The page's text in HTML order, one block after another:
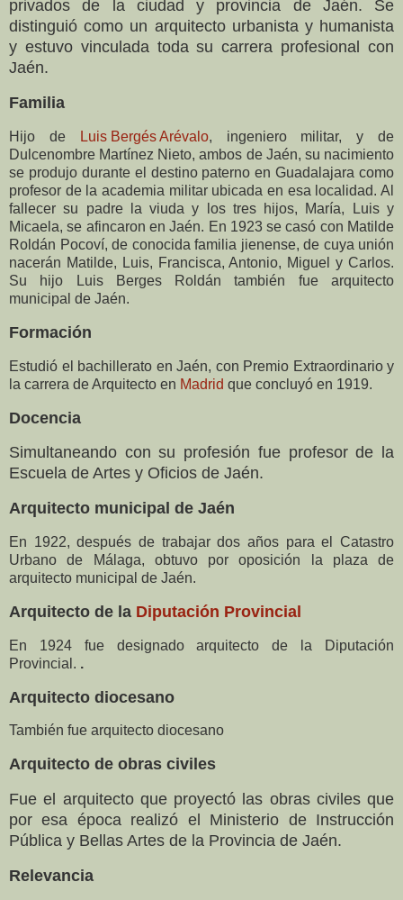
privados de la ciudad y provincia de Jaén. Se
distinguió como un arquitecto urbanista y humanista
y estuvo vinculada toda su carrera profesional con
Jaén.
Familia
Hijo de Luis Bergés Arévalo, ingeniero militar, y de
Dulcenombre Martínez Nieto, ambos de Jaén, su nacimiento
se produjo durante el destino paterno en Guadalajara como
profesor de la academia militar ubicada en esa localidad. Al
fallecer su padre la viuda y los tres hijos, María, Luis y
Micaela, se afincaron en Jaén. En 1923 se casó con Matilde
Roldán Pocoví, de conocida familia jienense, de cuya unión
nacerán Matilde, Luis, Francisca, Antonio, Miguel y Carlos.
Su hijo Luis Berges Roldán también fue arquitecto
municipal de Jaén.
Formación
Estudió el bachillerato en Jaén, con Premio Extraordinario y
la carrera de Arquitecto en Madrid que concluyó en 1919.
Docencia
Simultaneando con su profesión fue profesor de la
Escuela de Artes y Oficios de Jaén.
Arquitecto municipal de Jaén
En 1922, después de trabajar dos años para el Catastro
Urbano de Málaga, obtuvo por oposición la plaza de
arquitecto municipal de Jaén.
Arquitecto de la Diputación Provincial
En 1924 fue designado arquitecto de la Diputación
Provincial. .
Arquitecto diocesano
También fue arquitecto diocesano
Arquitecto de obras civiles
Fue el arquitecto que proyectó las obras civiles que
por esa época realizó el Ministerio de Instrucción
Pública y Bellas Artes de la Provincia de Jaén.
Relevancia